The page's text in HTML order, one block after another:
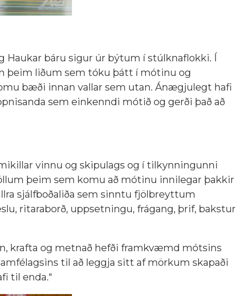
Haukar báru sigur úr býtum í stúlknaflokki. Í
þeim liðum sem tóku þátt í mótinu og
bæði innan vallar sem utan. Ánægjulegt hafi
sem einkenndi mótið og gerði það að
vinnu og skipulags og í tilkynningunni
þeim sem komu að mótinu innilegar þakkir
sjálfboðaliða sem sinntu fjölbreyttum
ritaraborð, uppsetningu, frágang, þrif, bakstur
krafta og metnað hefði framkvæmd mótsins
til að leggja sitt af mörkum skapaði
til enda.“